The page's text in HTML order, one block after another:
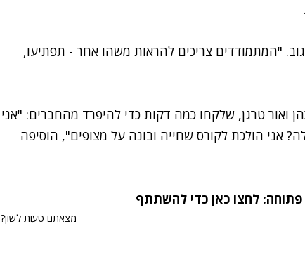
"המתמודדים צריכים להראות משהו אחר - תפתיעו,
ואור טרגן, שלקחו כמה דקות כדי להיפרד מהחברים: "אני
אני הולכת לקורס שחייה ובונה על מצופים", הוסיפה
לחצו כאן כדי להשתתף
מצאתם טעות לשון?